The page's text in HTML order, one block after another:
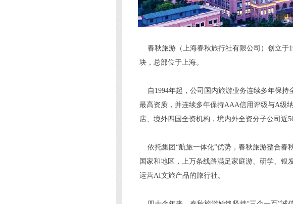
春秋旅游（上海春秋旅行社有限公司）创立于
块，总部位于上海。
自1994年起，公司国内旅游业务连续多年保持
最高资质，并连续多年保持AAA信用评级与A级
店、境外四国全资机构，境内外全资分子公司近
依托集团“航旅一体化”优势，春秋旅游整合春
国家和地区，上万条线路满足家庭游、研学、银
运营AI文旅产品的旅行社。